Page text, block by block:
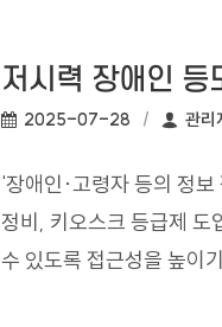
저시력 장애인 등
작성일:
2025-07-28 작성
관리
'장애인·고령자 등의 정
정비, 키오스크 등급제 도
수 있도록 접근성을 높이